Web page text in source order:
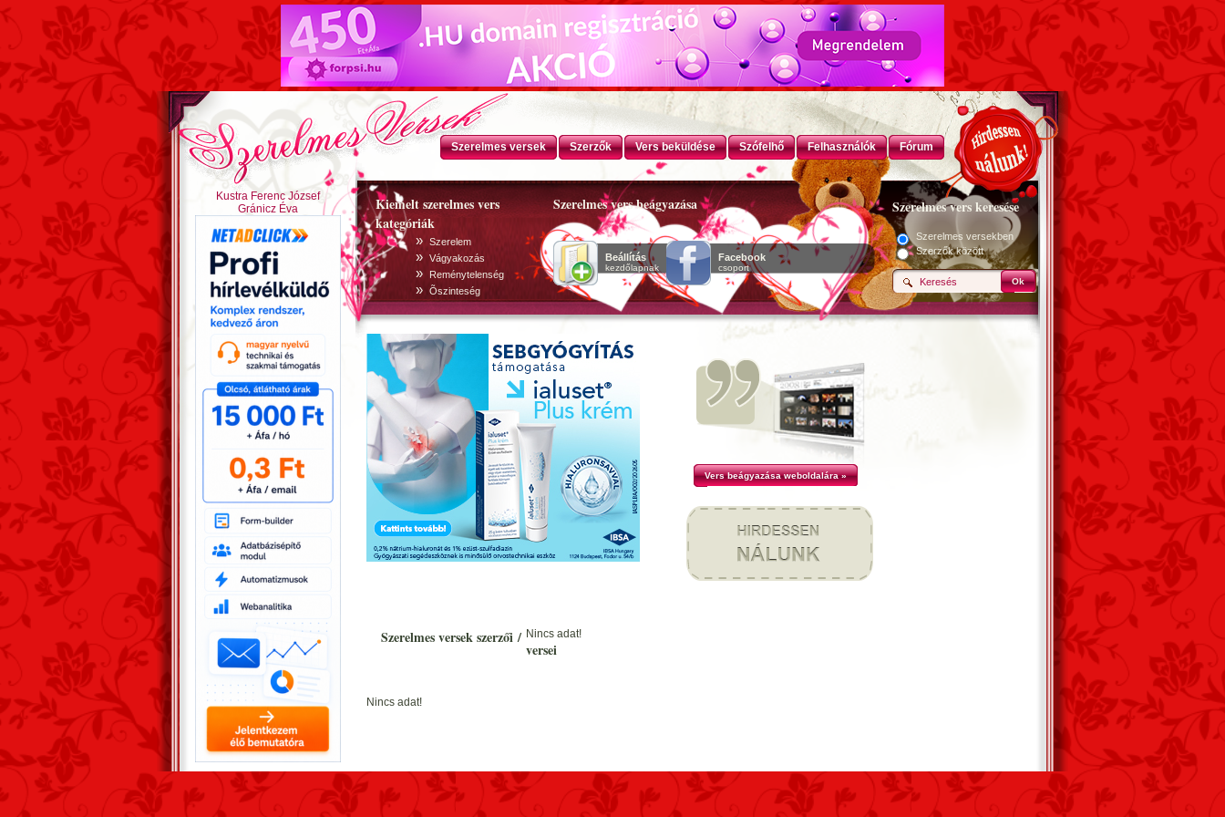
Szerelmes versek Szerzők Vers beküldése Szófelhő Felhasználók Fórum
Kiemelt szerelmes vers
kategóriák
» Szerelem
» Vágyakozás
» Reménytelenség
» Õszinteség
Szerelmes vers beágyazása
Beállítás
kezdőlapnak
Facebook
csoport
Szerelmes vers keresése
Szerelmes versekben
Szerzők között
Ok
Kustra Ferenc József
Gránicz Éva
Vers beágyazása weboldalára »
Szerelmes versek szerzői / Nincs adat!
versei
Nincs adat!